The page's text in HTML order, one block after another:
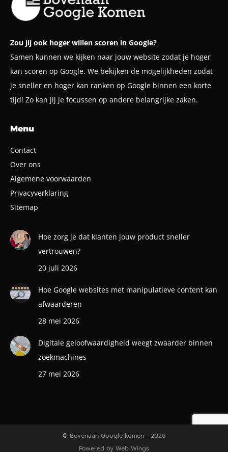
Zou jij ook hoger willen scoren in Google?
Samen kunnen we kijken naar jouw website zodat je hoger
kan scoren op Google. We bekijken de mogelijkheden zodat
je sneller en hoger kan ranken op Google binnen een korte
tijd! Zo kan jij je focussen op andere belangrijke zaken.
Menu
Contact
Over ons
Algemene voorwaarden
Privacyverklaring
Sitemap
Hoe zorg je dat klanten jouw product sneller
vertrouwen?
20 juli 2026
Hoe Google websites met manipulatieve content kan
afwaarderen
28 mei 2026
Digitale geloofwaardigheid weegt zwaarder binnen
zoekmachines
27 mei 2026
© Bovenaan Google komen - 2026
Powered by Web Wings